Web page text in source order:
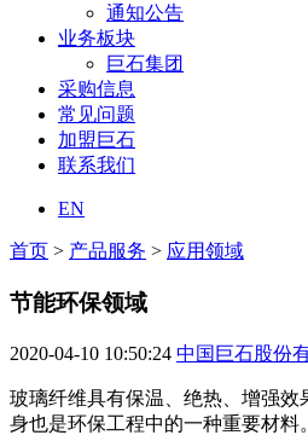
通知公告
业务板块
巨石集团
采购信息
常见问题
加盟巨石
联系我们
EN
首页 > 产品服务 > 应用领域
节能环保领域
2020-04-10 10:50:24 中国巨石股份
玻璃纤维具有保温、绝热、增强
身也是环保工程中的一种重要材料。